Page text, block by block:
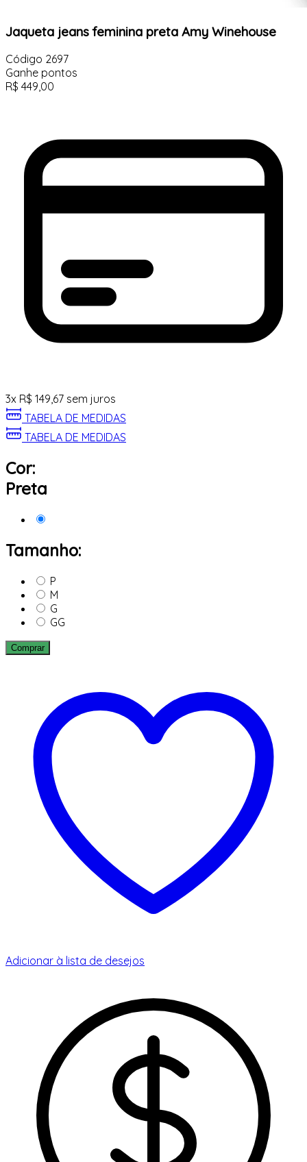
Jaqueta jeans feminina preta Amy Winehouse
Código 2697
Ganhe pontos
R$ 449,00
3x R$ 149,67 sem juros
TABELA DE MEDIDAS
TABELA DE MEDIDAS
Cor:
Preta
Tamanho:
P
M
G
GG
Comprar
Adicionar à lista de desejos